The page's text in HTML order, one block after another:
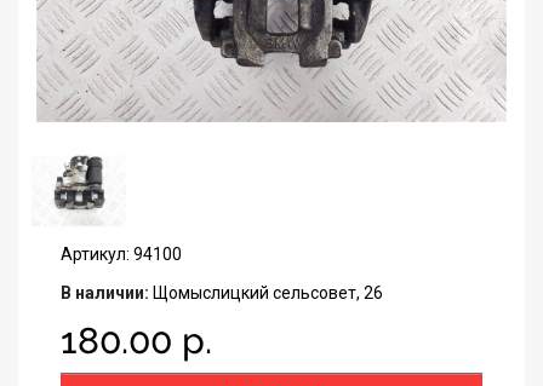
Артикул: 94100
В наличии: Щомыслицкий сельсовет, 26
180.00 р.